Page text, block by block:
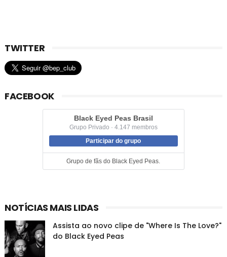
TWITTER
FACEBOOK
Black Eyed Peas Brasil
Grupo Privado · 4.147 membros
Participar do grupo
Grupo de fãs do Black Eyed Peas.
NOTÍCIAS MAIS LIDAS
Assista ao novo clipe de "Where Is The Love?"
do Black Eyed Peas